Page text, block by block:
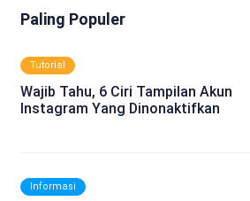
Paling Populer
Tutorial
Wajib Tahu, 6 Ciri Tampilan Akun
Instagram Yang Dinonaktifkan
Informasi